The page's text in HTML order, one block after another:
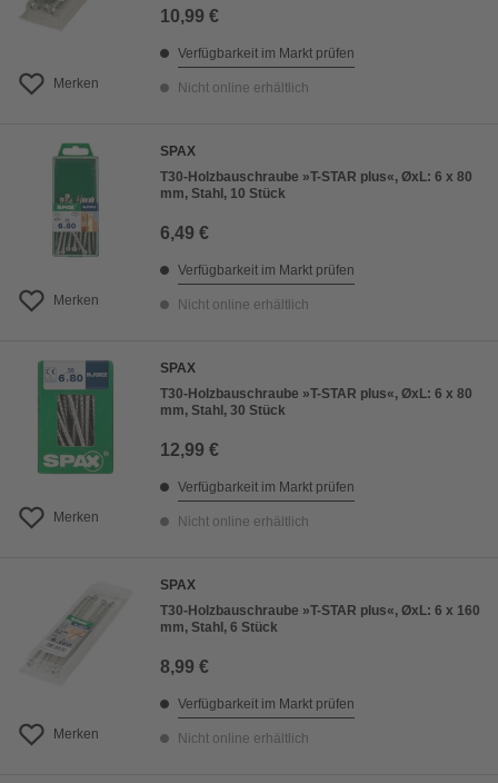
Merken
10,99 €
Verfügbarkeit im Markt prüfen
Nicht online erhältlich
Merken
SPAX
T30-Holzbauschraube »T-STAR plus«, ØxL: 6 x 80
mm, Stahl, 10 Stück
6,49 €
Verfügbarkeit im Markt prüfen
Nicht online erhältlich
Merken
SPAX
T30-Holzbauschraube »T-STAR plus«, ØxL: 6 x 80
mm, Stahl, 30 Stück
12,99 €
Verfügbarkeit im Markt prüfen
Nicht online erhältlich
Merken
SPAX
T30-Holzbauschraube »T-STAR plus«, ØxL: 6 x 160
mm, Stahl, 6 Stück
8,99 €
Verfügbarkeit im Markt prüfen
Nicht online erhältlich